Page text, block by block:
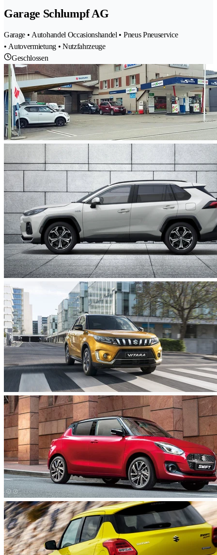
Garage Schlumpf AG
Garage • Autohandel Occasionshandel • Pneus Pneuservice
• Autovermietung • Nutzfahrzeuge
Geschlossen